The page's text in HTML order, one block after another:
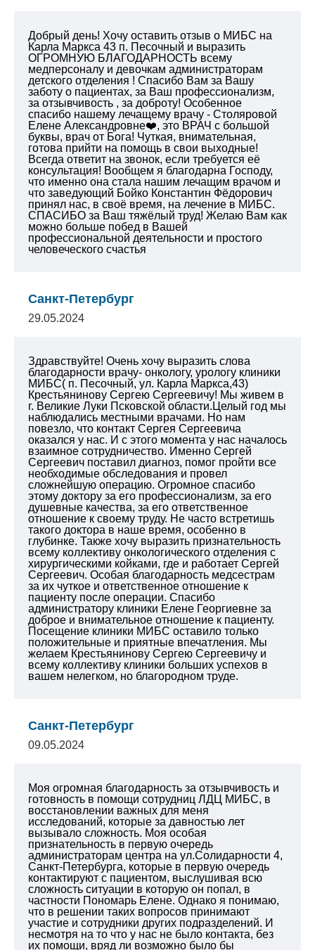
Добрый день! Хочу оставить отзыв о МИБС на
Карла Маркса 43 п. Песочный и выразить
ОГРОМНУЮ БЛАГОДАРНОСТЬ всему
медперсоналу и девочкам администраторам
детского отделения ! Спасибо Вам за Вашу
заботу о пациентах, за Ваш профессионализм,
за отзывчивость , за доброту! Особенное
спасибо нашему лечащему врачу - Столяровой
Елене Александровне❤️, это ВРАЧ с большой
буквы, врач от Бога! Чуткая, внимательная,
готова прийти на помощь в свои выходные!
Всегда ответит на звонок, если требуется её
консультация! Вообщем я благодарна Господу,
что именно она стала нашим лечащим врачом и
что заведующий Бойко Константин Фёдорович
принял нас, в своё время, на лечение в МИБС.
СПАСИБО за Ваш тяжёлый труд! Желаю Вам как
можно больше побед в Вашей
профессиональной деятельности и простого
человеческого счастья
Санкт-Петербург
29.05.2024
Здравствуйте! Очень хочу выразить слова
благодарности врачу- онкологу, урологу клиники
МИБС( п. Песочный, ул. Карла Маркса,43)
Крестьянинову Сергею Сергеевичу! Мы живем в
г. Великие Луки Псковской области.Целый год мы
наблюдались местными врачами. Но нам
повезло, что контакт Сергея Сергеевича
оказался у нас. И с этого момента у нас началось
взаимное сотрудничество. Именно Сергей
Сергеевич поставил диагноз, помог пройти все
необходимые обследования и провел
сложнейшую операцию. Огромное спасибо
этому доктору за его профессионализм, за его
душевные качества, за его ответственное
отношение к своему труду. Не часто встретишь
такого доктора в наше время, особенно в
глубинке. Также хочу выразить признательность
всему коллективу онкологического отделения с
хирургическими койками, где и работает Сергей
Сергеевич. Особая благодарность медсестрам
за их чуткое и ответственное отношение к
пациенту после операции. Спасибо
администратору клиники Елене Георгиевне за
доброе и внимательное отношение к пациенту.
Посещение клиники МИБС оставило только
положительные и приятные впечатления. Мы
желаем Крестьянинову Сергею Сергеевичу и
всему коллективу клиники больших успехов в
вашем нелегком, но благородном труде.
Санкт-Петербург
09.05.2024
Моя огромная благодарность за отзывчивость и
готовность в помощи сотрудниц ЛДЦ МИБС, в
восстановлении важных для меня
исследований, которые за давностью лет
вызывало сложность. Моя особая
признательность в первую очередь
администраторам центра на ул.Солидарности 4,
Санкт-Петербурга, которые в первую очередь
контактируют с пациентом, выслушивая всю
сложность ситуации в которую он попал, в
частности Пономарь Елене. Однако я понимаю,
что в решении таких вопросов принимают
участие и сотрудники других подразделений. И
несмотря на то что у нас не было контакта, без
их помощи, вряд ли возможно было бы